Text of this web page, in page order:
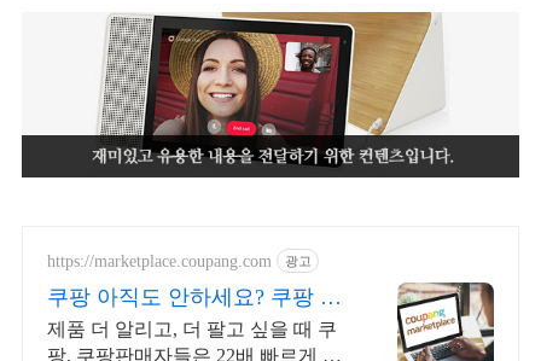
https://marketplace.coupang.com 광고
쿠팡 아직도 안하세요? 쿠팡 공
식 입점사이트
제품 더 알리고, 더 팔고 싶을 때 쿠
팡, 쿠팡판매자들은 22배 빠르게 성